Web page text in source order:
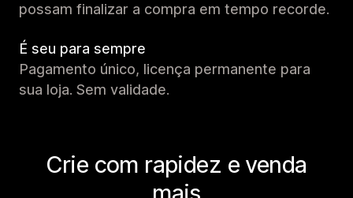
possam finalizar a compra em tempo recorde.
É seu para sempre
Pagamento único, licença permanente para
sua loja. Sem validade.
Crie com rapidez e venda